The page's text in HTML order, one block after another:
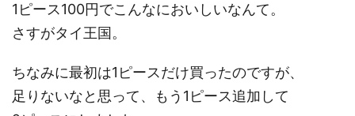
1ピース100円でこんなにおいしいなんて。
さすがタイ王国。
ちなみに最初は1ピースだけ買ったのですが、
足りないなと思って、もう1ピース追加して